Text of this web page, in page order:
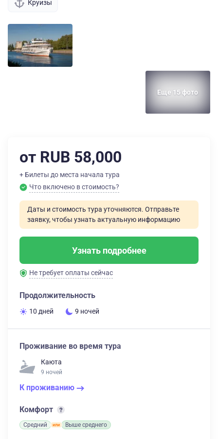
Круизы
Еще 15 фото
от RUB 58,000
+ Билеты до места начала тура
Что включено в стоимость?
Даты и стоимость тура уточняются. Отправьте
заявку, чтобы узнать актуальную информацию
Узнать подробнее
Не требует оплаты сейчас
Продолжительность
10 дней 9 ночей
Проживание во время тура
Каюта
9 ночей
К проживанию
Комфорт
Средний Выше среднего